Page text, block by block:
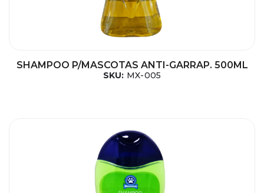
SHAMPOO P/MASCOTAS ANTI-GARRAP. 500ML
SKU: MX-005